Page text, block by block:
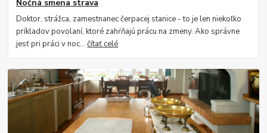
Nočná smena strava
Doktor, strážca, zamestnanec čerpacej stanice - to je len niekoľko
príkladov povolaní, ktoré zahŕňajú prácu na zmeny. Ako správne
jesť pri práci v noc...čítať celé